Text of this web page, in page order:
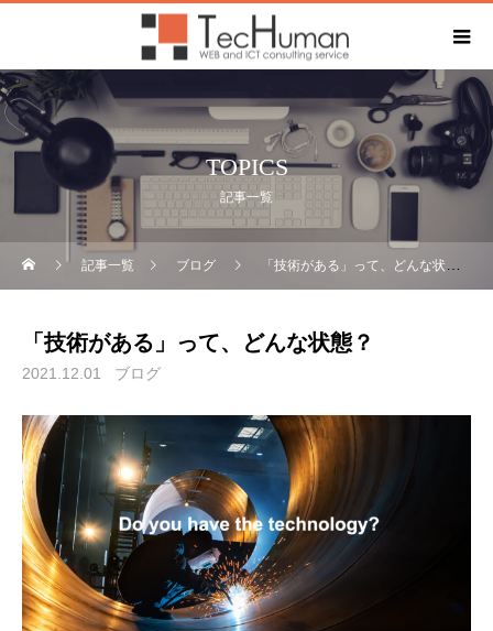
TOPICS
記事一覧
記事一覧 ブログ 「技術がある」って、どんな状態？
「技術がある」って、どんな状態？
2021.12.01 ブログ